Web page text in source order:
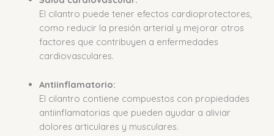
El cilantro puede tener efectos cardioprotectores,
como reducir la presión arterial y mejorar otros
factores que contribuyen a enfermedades
cardiovasculares.
Antiinflamatorio:
El cilantro contiene compuestos con propiedades
antiinflamatorias que pueden ayudar a aliviar
dolores articulares y musculares.